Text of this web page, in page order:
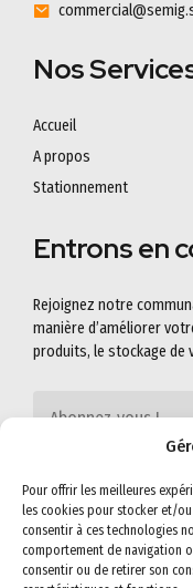
Pour offrir les meilleures
les cookies pour stocker et/
consentir à ces technologies
comportement de navigation
consentir ou de retirer son
Nos
Accueil
A propos
Stationnement
Entrons en
Rejoignez notre
manière d’améliorer
produits, le stockage de